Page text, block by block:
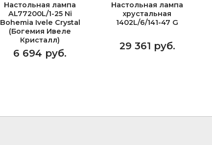
Настольная лампа
AL77200L/1-25 Ni
Bohemia Ivele Crystal
(Богемия Ивеле
Кристалл)
6 694 руб.
Настольная лампа
хрустальная
1402L/6/141-47 G
29 361 руб.